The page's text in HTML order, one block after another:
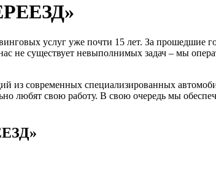
услуг уже почти 15 лет. За прошедшие
не существует невыполнимых задач – мы
современных специализированных
любят свою работу. В свою очередь мы